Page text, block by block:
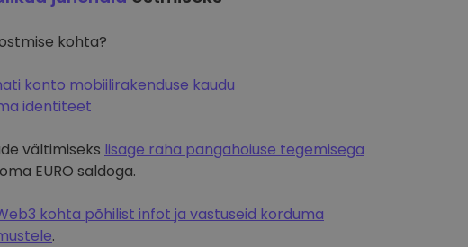
kohta?
konto mobiilirakenduse kaudu
identiteet
vältimiseks lisage raha pangahoiuse tegemisega
EURO saldoga.
kohta põhilist infot ja vastuseid korduma
.